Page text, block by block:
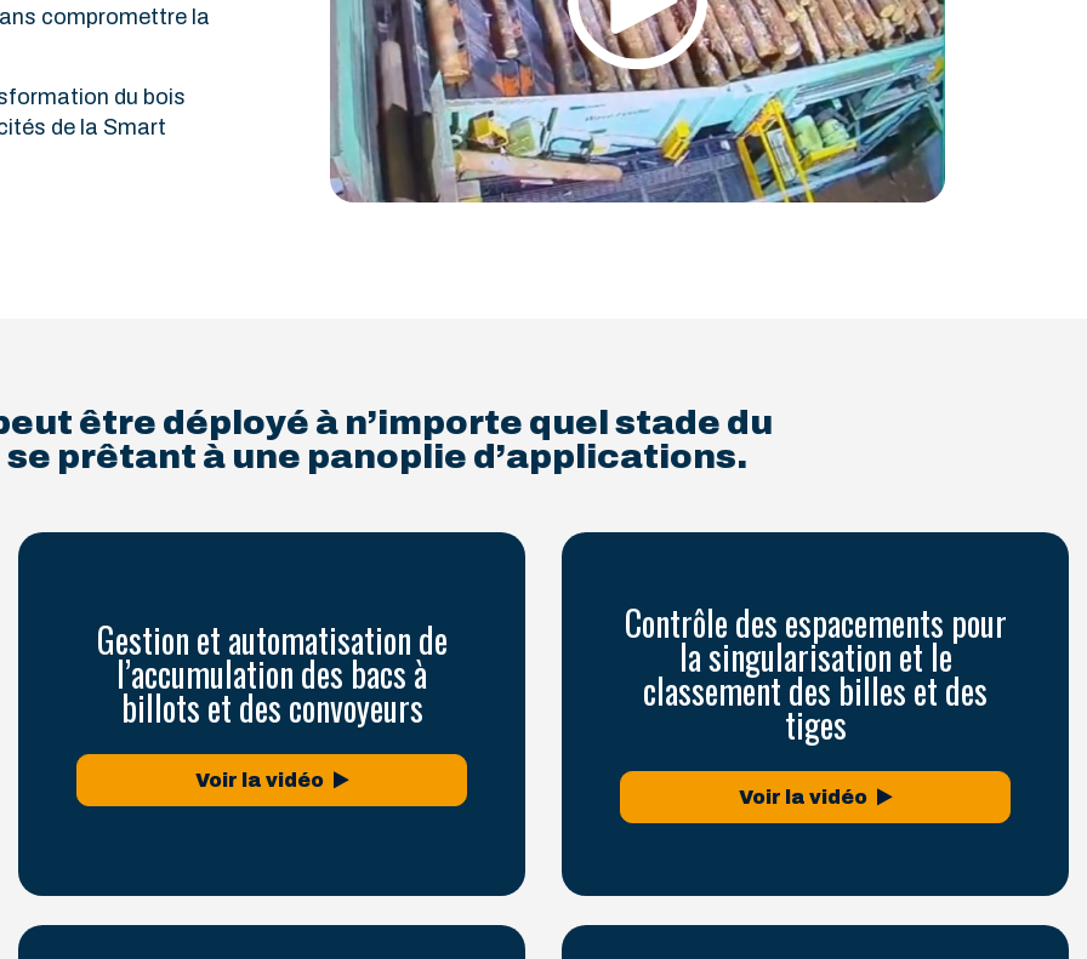
compromettre la
du bois
de la Smart
être déployé à n’importe quel stade du
prêtant à une panoplie d’applications.
Gestion et automatisation de
l’accumulation des bacs à
billots et des convoyeurs
Voir la vidéo
Contrôle des espacements pour
la singularisation et le
classement des billes et des
tiges
Voir la vidéo